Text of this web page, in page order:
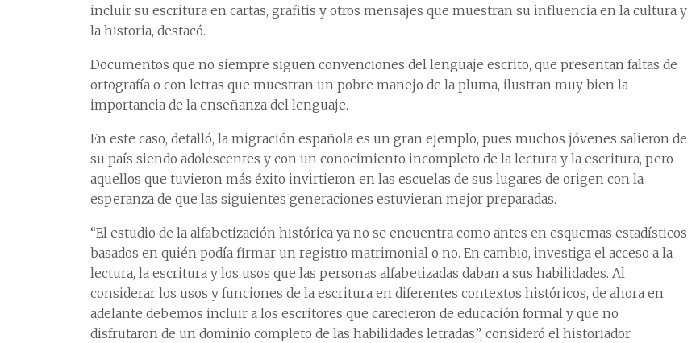
incluir su escritura en cartas, grafitis y otros mensajes que muestran su influencia en la cultura y
la historia, destacó.
Documentos que no siempre siguen convenciones del lenguaje escrito, que presentan faltas de
ortografía o con letras que muestran un pobre manejo de la pluma, ilustran muy bien la
importancia de la enseñanza del lenguaje.
En este caso, detalló, la migración española es un gran ejemplo, pues muchos jóvenes salieron de
su país siendo adolescentes y con un conocimiento incompleto de la lectura y la escritura, pero
aquellos que tuvieron más éxito invirtieron en las escuelas de sus lugares de origen con la
esperanza de que las siguientes generaciones estuvieran mejor preparadas.
“El estudio de la alfabetización histórica ya no se encuentra como antes en esquemas estadísticos
basados en quién podía firmar un registro matrimonial o no. En cambio, investiga el acceso a la
lectura, la escritura y los usos que las personas alfabetizadas daban a sus habilidades. Al
considerar los usos y funciones de la escritura en diferentes contextos históricos, de ahora en
adelante debemos incluir a los escritores que carecieron de educación formal y que no
disfrutaron de un dominio completo de las habilidades letradas”, consideró el historiador.